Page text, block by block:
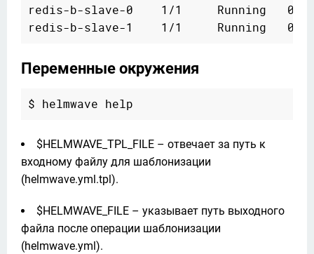
redis-b-slave-0    1/1     Running   0
Переменные окружения
$HELMWAVE_TPL_FILE – отвечает за путь к
входному файлу для шаблонизации
(helmwave.yml.tpl).
$HELMWAVE_FILE – указывает путь выходного
файла после операции шаблонизации
(helmwave.yml).